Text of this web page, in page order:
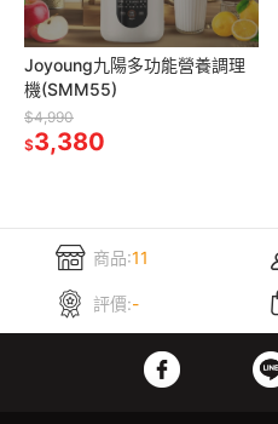
Joyoung九陽多功能營養調理
機(SMM55)
$4,990
$3,380
商品:11
評價:-